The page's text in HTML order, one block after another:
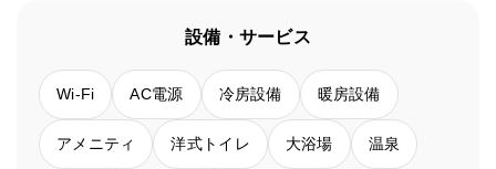
設備・サービス
Wi-Fi AC電源 冷房設備 暖房設備
アメニティ 洋式トイレ 大浴場 温泉